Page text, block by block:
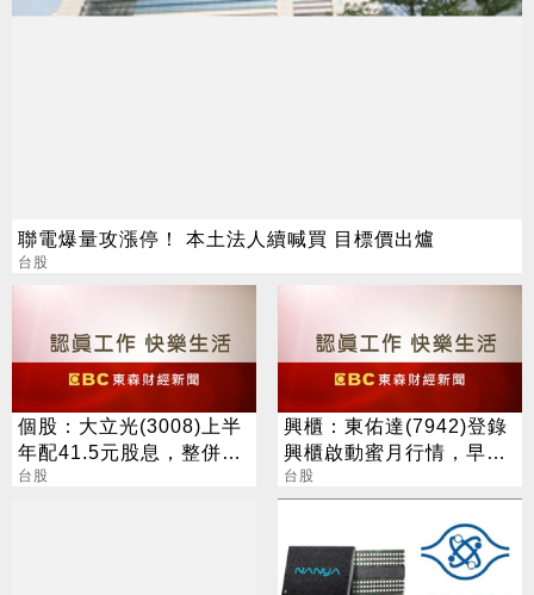
聯電爆量攻漲停！ 本土法人續喊買 目標價出爐
台股
個股：大立光(3008)上半
年配41.5元股息，整併大
陽科技為100%子公司
台股
興櫃：東佑達(7942)登錄
興櫃啟動蜜月行情，早盤
一度大漲186%
台股